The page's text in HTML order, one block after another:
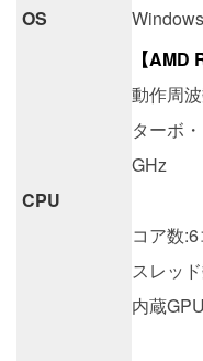
OS
CPU
【AMD
動作周
ターボ
GHz
コア数
スレッ
内蔵